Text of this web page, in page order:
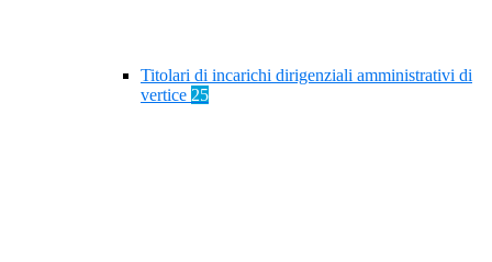
Titolari di incarichi dirigenziali amministrativi di
vertice 25